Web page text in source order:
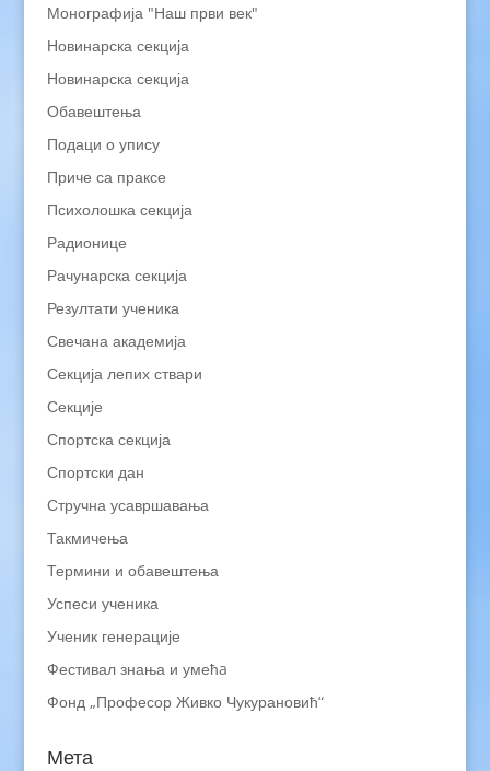
Монографија "Наш први век"
Новинарска секција
Новинарска секција
Обавештења
Подаци о упису
Приче са праксе
Психолошка секција
Радионице
Рачунарска секција
Резултати ученика
Свечана академија
Секција лепих ствари
Секције
Спортска секција
Спортски дан
Стручна усавршавања
Такмичења
Термини и обавештења
Успеси ученика
Ученик генерације
Фестивал знања и умећa
Фонд „Професор Живко Чукурановић“
Мета